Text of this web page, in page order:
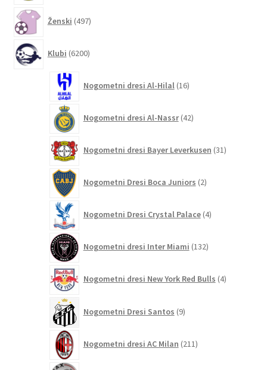
Ženski 497izdelkov
Klubi 6200izdelkov
Nogometni dresi Al-Hilal 16izdelkov
Nogometni dresi Al-Nassr 42izdelkov
Nogometni dresi Bayer Leverkusen 31izdelkov
Nogometni Dresi Boca Juniors 2izdelka
Nogometni Dresi Crystal Palace 4izdelki
Nogometni dresi Inter Miami 132izdelkov
Nogometni dresi New York Red Bulls 4izdelki
Nogometni Dresi Santos 9izdelkov
Nogometni dresi AC Milan 211izdelkov